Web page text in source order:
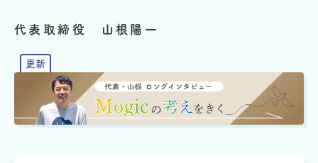
代表取締役 山根陽一